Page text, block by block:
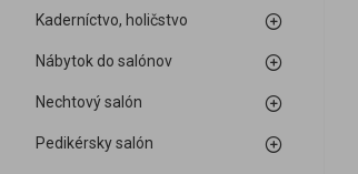
Kaderníctvo, holičstvo
Nábytok do salónov
Nechtový salón
Pedikérsky salón